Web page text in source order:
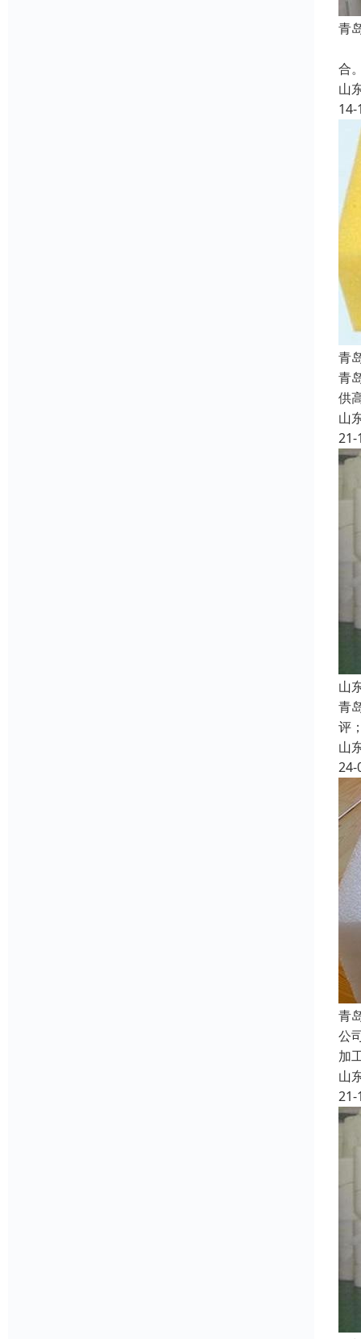
青
合
山
14-
青
青
供
山
21-
山
青
评
山
24-
青
公
加
山
21-